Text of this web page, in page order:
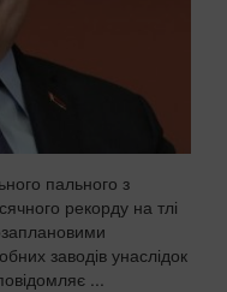
пального з
рекорду на тлі
заводів унаслідок
...